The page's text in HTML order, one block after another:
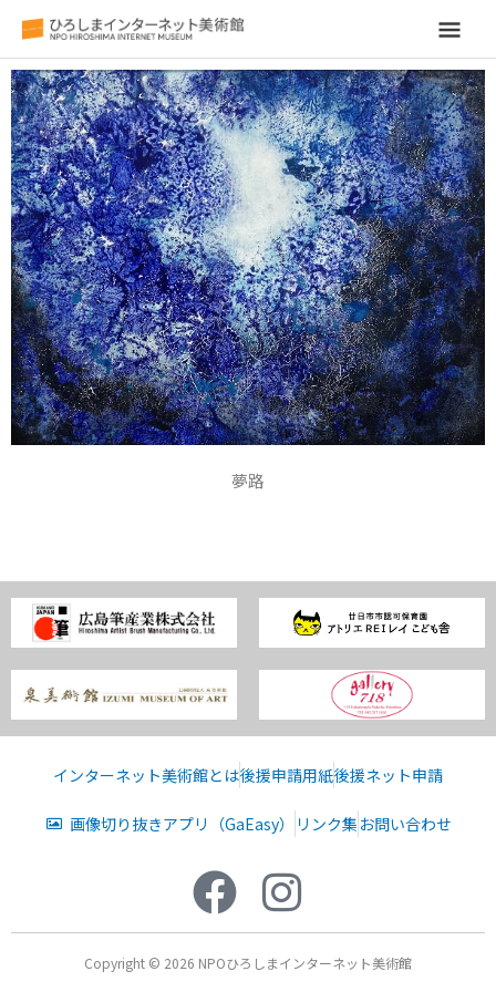
メ
イ
ン
メ
ニ
ュ
ー
夢路
インターネット美術館とは後援申請用紙後援ネット申請
画像切り抜きアプリ（GaEasy） リンク集 お問い合わせ
Copyright © 2026 NPOひろしまインターネット美術館